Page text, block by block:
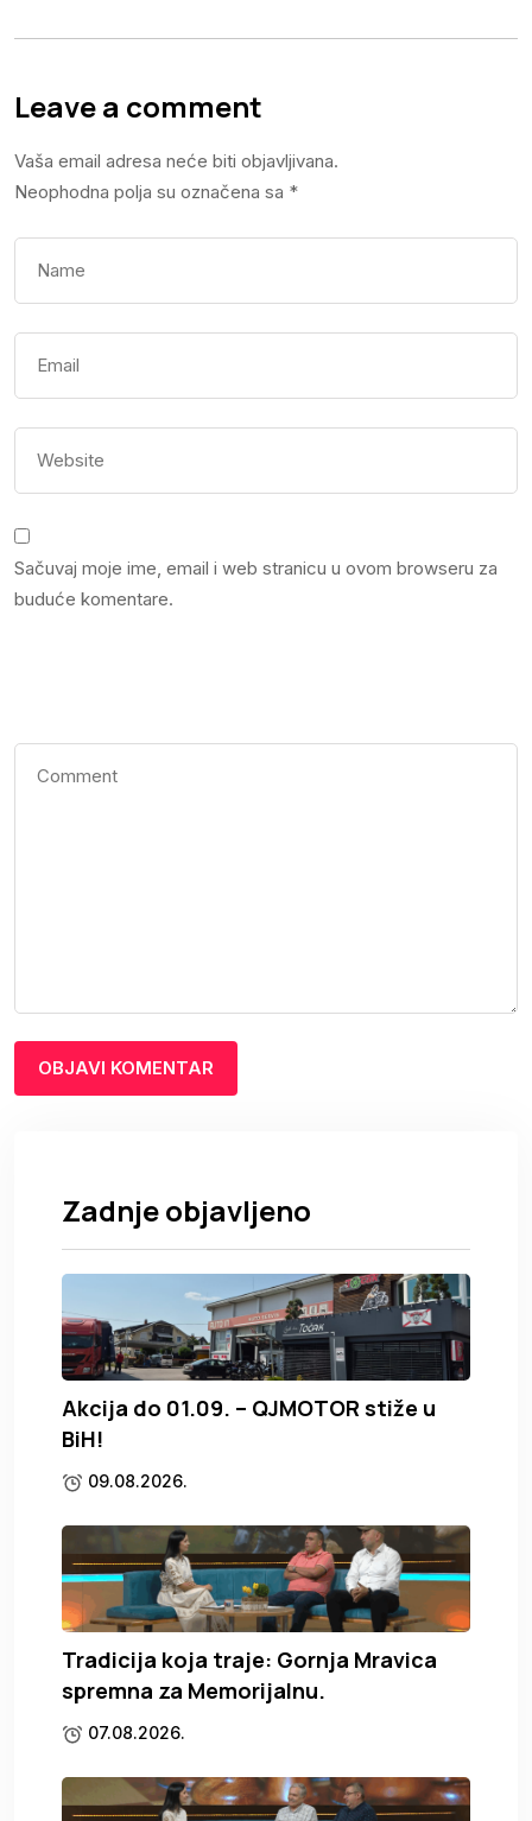
Leave a comment
Vaša email adresa neće biti objavljivana.
Neophodna polja su označena sa *
Sačuvaj moje ime, email i web stranicu u ovom browseru za
buduće komentare.
Zadnje objavljeno
Akcija do 01.09. – QJMOTOR stiže u
BiH!
09.08.2026.
Tradicija koja traje: Gornja Mravica
spremna za Memorijalnu.
07.08.2026.